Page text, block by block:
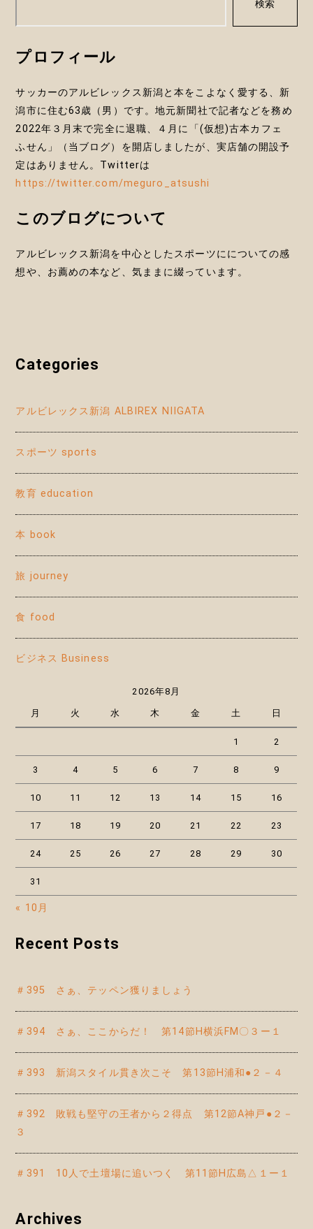
ョ
ン
検索
プロフィール
サッカーのアルビレックス新潟と本をこよなく愛する、新
潟市に住む63歳（男）です。地元新聞社で記者などを務め
2022年３月末で完全に退職、４月に「(仮想)古本カフェ
ふせん」（当ブログ）を開店しましたが、実店舗の開設予
定はありません。Twitterは
https://twitter.com/meguro_atsushi
このブログについて
アルビレックス新潟を中心としたスポーツにについての感
想や、お薦めの本など、気ままに綴っています。
Categories
アルビレックス新潟 ALBIREX NIIGATA
スポーツ sports
教育 education
本 book
旅 journey
食 food
ビジネス Business
2026年8月
月 火 水 木 金 土 日
1 2
3 4 5 6 7 8 9
10 11 12 13 14 15 16
17 18 19 20 21 22 23
24 25 26 27 28 29 30
31
« 10月
Recent Posts
＃395 さぁ、テッペン獲りましょう
＃394 さぁ、ここからだ！ 第14節H横浜FM〇３ー１
＃393 新潟スタイル貫き次こそ 第13節H浦和●２－４
＃392 敗戦も堅守の王者から２得点 第12節A神戸●２－
３
＃391 10人で土壇場に追いつく 第11節H広島△１ー１
Archives